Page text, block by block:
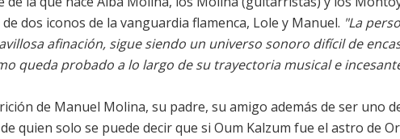
dos iconos de la vanguardia flamenca, Lole y Manuel. "La
afinación, sigue siendo un universo sonoro difícil de
queda probado a lo largo de su trayectoria musical e
de Manuel Molina, su padre, su amigo además de ser uno
quien solo se puede decir que si Oum Kalzum fue el astro de